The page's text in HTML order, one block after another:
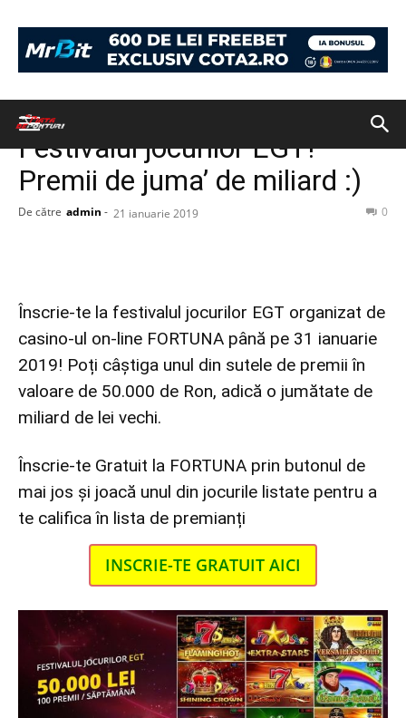
Best DEALS
Festivalul jocurilor EGT!
Premii de juma’ de miliard :)
De către admin - 21 ianuarie 2019 0
Înscrie-te la festivalul jocurilor EGT organizat de
casino-ul on-line FORTUNA până pe 31 ianuarie
2019! Poți câștiga unul din sutele de premii în
valoare de 50.000 de Ron, adică o jumătate de
miliard de lei vechi.
Înscrie-te Gratuit la FORTUNA prin butonul de
mai jos și joacă unul din jocurile listate pentru a
te califica în lista de premianți
INSCRIE-TE GRATUIT AICI